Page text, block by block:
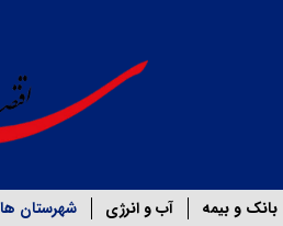
بانک و بیمه آب و انرژی شهرستان ها